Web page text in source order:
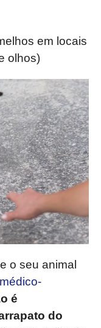
em locais
olhos)
o seu animal
médico-
é
do